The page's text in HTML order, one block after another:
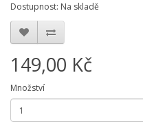
Dostupnost: Na skladě
149,00 Kč
Množství